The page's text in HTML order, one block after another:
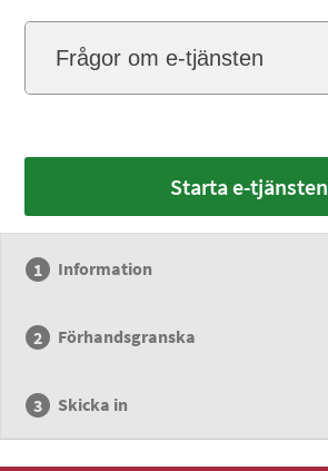
Frågor om e-tjänsten
Starta e-tjänsten
Information
Förhandsgranska
Skicka in